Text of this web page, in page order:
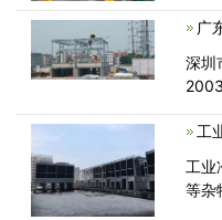
点
却塔
广
深圳
业，
司
工
工业
等杂